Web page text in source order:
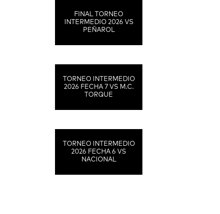
FINAL TORNEO
INTERMEDIO 2026 VS
PEÑAROL
TORNEO INTERMEDIO
2026 FECHA 7 VS M.C.
TORQUE
TORNEO INTERMEDIO
2026 FECHA 6 VS
NACIONAL